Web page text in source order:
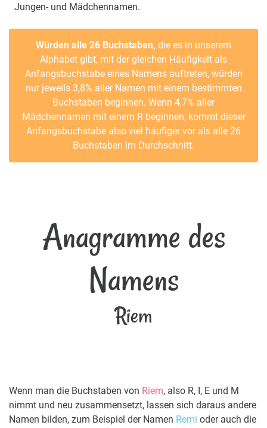
Jungen- und Mädchennamen.
Würden alle 26 Buchstaben, die es in unserem
Alphabet gibt, mit der gleichen Häufigkeit als
Anfangsbuchstabe eines Namens auftreten, würden
nur jeweils 3,8% aller Namen mit einem bestimmten
Buchstaben beginnen. Wenn 4,7% aller
Mädchennamen mit einem R beginnen, kommt dieser
Anfangsbuchstabe also viel häufiger vor als alle 26
Buchstaben im Durchschnitt.
Anagramme des
Namens
Riem
Wenn man die Buchstaben von Riem, also R, I, E und M
nimmt und neu zusammensetzt, lassen sich daraus andere
Namen bilden, zum Beispiel der Namen Remi oder auch die